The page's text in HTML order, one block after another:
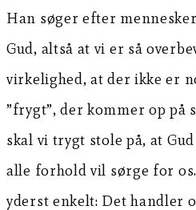
Han søger efter
Gud, altså at vi er så
virkelighed, at der ikke er
”frygt”, der kommer op på
skal vi trygt stole på, at
alle forhold vil sørge for
yderst enkelt: Det handler